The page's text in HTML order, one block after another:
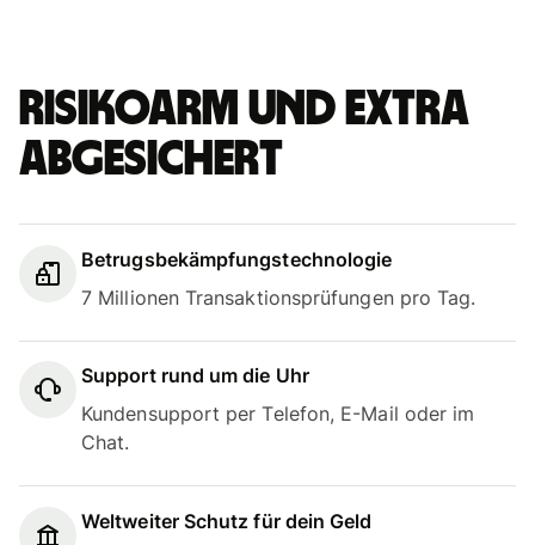
Risikoarm und extra
abgesichert
Betrugsbekämpfungstechnologie
7 Millionen Transaktionsprüfungen pro Tag.
Support rund um die Uhr
Kundensupport per Telefon, E-Mail oder im
Chat.
Weltweiter Schutz für dein Geld